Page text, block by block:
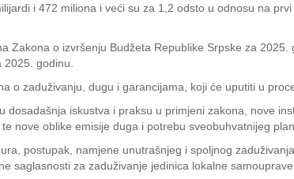
i 472 miliona i veći su za 1,2 odsto u odnosu na
Zakona o izvršenju Budžeta Republike Srpske za
godinu.
o zaduživanju, dugu i garancijama, koji će uputiti u
dosadašnja iskustva i praksu u primjeni zakona, nove
nove oblike emisije duga i potrebu sveobuhvatnijeg
postupak, namjene unutrašnjeg i spoljnog
saglasnosti za zaduživanje jedinica lokalne